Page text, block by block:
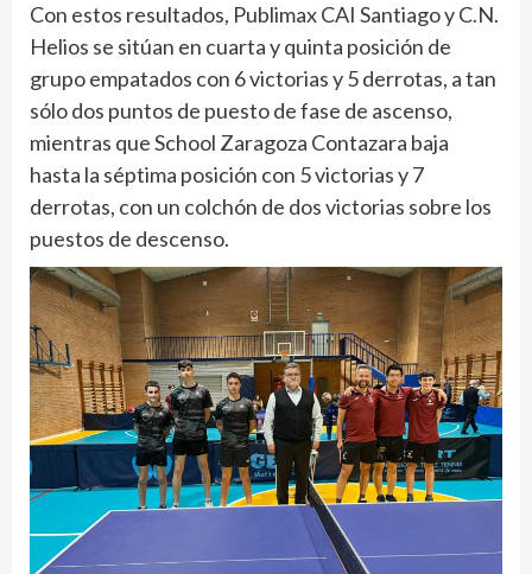
Con estos resultados, Publimax CAI Santiago y C.N.
Helios se sitúan en cuarta y quinta posición de
grupo empatados con 6 victorias y 5 derrotas, a tan
sólo dos puntos de puesto de fase de ascenso,
mientras que School Zaragoza Contazara baja
hasta la séptima posición con 5 victorias y 7
derrotas, con un colchón de dos victorias sobre los
puestos de descenso.